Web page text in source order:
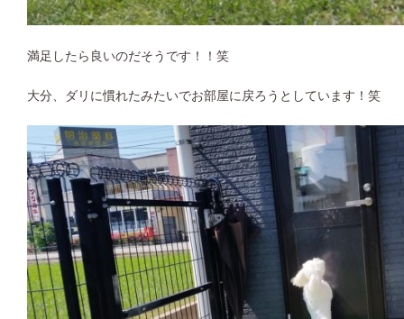
満足したら良いのだそうです！！笑
大分、ダリに慣れたみたいでお部屋に戻ろうとしています！笑